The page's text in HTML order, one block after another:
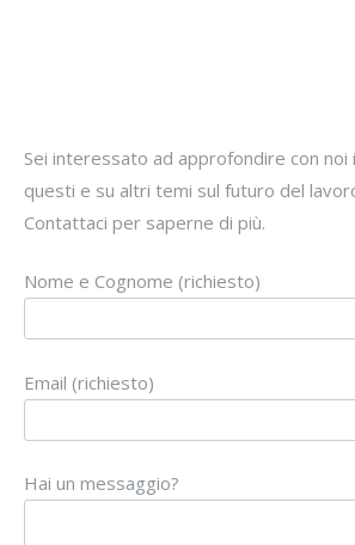
Sei interessato ad approfondire con
questi e su altri temi sul futuro del
Contattaci per saperne di più.
Nome e Cognome (richiesto)
Email (richiesto)
Hai un messaggio?